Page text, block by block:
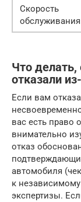
Скорость
обслуживания
Что делать,
отказали
Если вам
вас есть право
внимательно
отказ
автомобиля
к независимому
экспертизы.